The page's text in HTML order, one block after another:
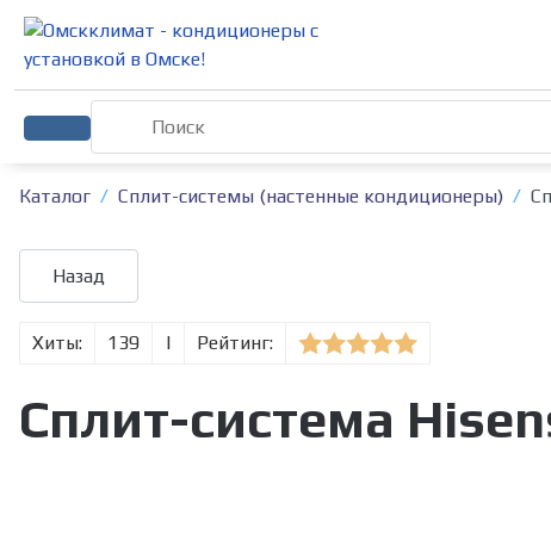
Каталог Сплит-системы (настенные кондиционеры)
Хиты: 139 | Рейтинг:
Cплит-система